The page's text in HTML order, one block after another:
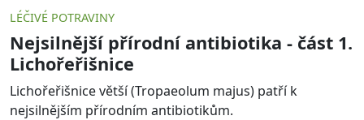
LÉČIVÉ POTRAVINY
Nejsilnější přírodní antibiotika - část 1.
Lichořeřišnice
Lichořeřišnice větší (Tropaeolum majus) patří k
nejsilnějším přírodním antibiotikům.